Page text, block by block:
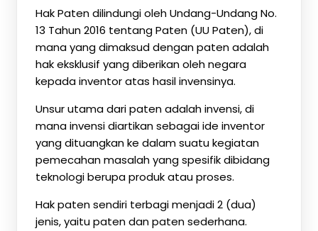
Hak Paten dilindungi oleh Undang-Undang No.
13 Tahun 2016 tentang Paten (UU Paten), di
mana yang dimaksud dengan paten adalah
hak eksklusif yang diberikan oleh negara
kepada inventor atas hasil invensinya.
Unsur utama dari paten adalah invensi, di
mana invensi diartikan sebagai ide inventor
yang dituangkan ke dalam suatu kegiatan
pemecahan masalah yang spesifik dibidang
teknologi berupa produk atau proses.
Hak paten sendiri terbagi menjadi 2 (dua)
jenis, yaitu paten dan paten sederhana.